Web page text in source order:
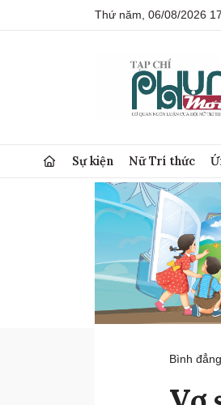
Thứ năm, 06/08/2026
Sự kiện Nữ Trí thức
Bình